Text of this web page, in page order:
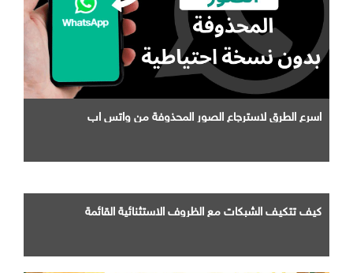
اسرع الطرق لاسترجاع الصور المحذوفة من واتس اب
كيف تتكيف الشبكات مع الظروف الاستثنائية القائمة